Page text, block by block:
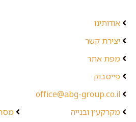
אודותינו
יצירת קשר
מפת אתר
פייסבוק
office@abg-group.co.il
מקרקעין ובנייה